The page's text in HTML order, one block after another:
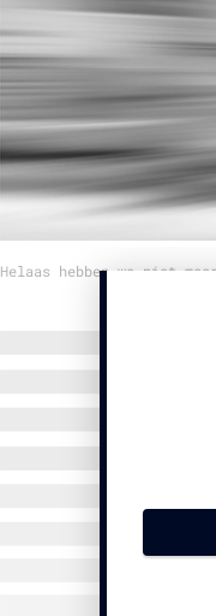
Helaas hebben we niet